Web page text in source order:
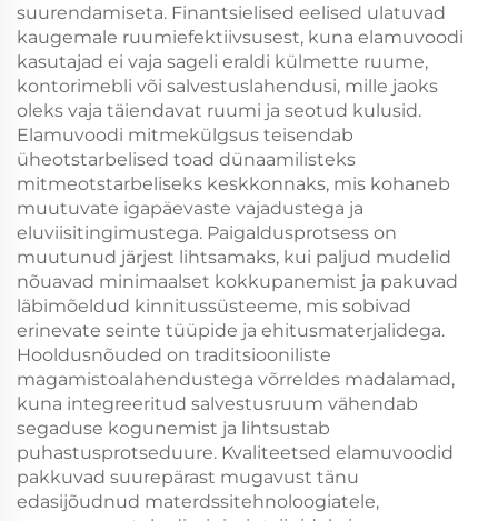
suurendamiseta. Finantsielised eelised ulatuvad
kaugemale ruumiefektiivsusest, kuna elamuvoodi
kasutajad ei vaja sageli eraldi külmette ruume,
kontorimebli või salvestuslahendusi, mille jaoks
oleks vaja täiendavat ruumi ja seotud kulusid.
Elamuvoodi mitmekülgsus teisendab
üheotstarbelised toad dünaamilisteks
mitmeotstarbeliseks keskkonnaks, mis kohaneb
muutuvate igapäevaste vajadustega ja
eluviisitingimustega. Paigaldusprotsess on
muutunud järjest lihtsamaks, kui paljud mudelid
nõuavad minimaalset kokkupanemist ja pakuvad
läbimõeldud kinnitussüsteeme, mis sobivad
erinevate seinte tüüpide ja ehitusmaterjalidega.
Hooldusnõuded on traditsiooniliste
magamistoalahendustega võrreldes madalamad,
kuna integreeritud salvestusruum vähendab
segaduse kogunemist ja lihtsustab
puhastusprotseduure. Kvaliteetsed elamuvoodid
pakkuvad suurepärast mugavust tänu
edasijõudnud materdssitehnoloogiatele,